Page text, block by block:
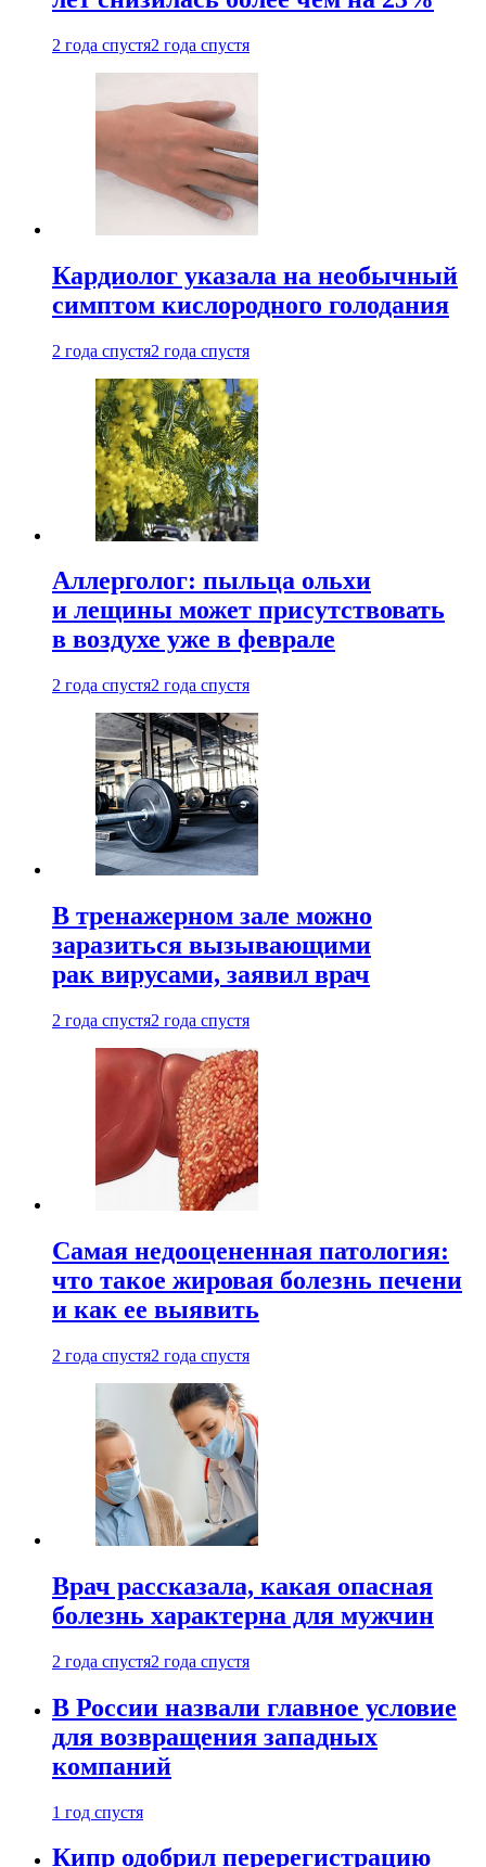
2 года спустя2 года спустя
Кардиолог указала на необычный
симптом кислородного голодания
2 года спустя2 года спустя
Аллерголог: пыльца ольхи
и лещины может присутствовать
в воздухе уже в феврале
2 года спустя2 года спустя
В тренажерном зале можно
заразиться вызывающими
рак вирусами, заявил врач
2 года спустя2 года спустя
Самая недооцененная патология:
что такое жировая болезнь печени
и как ее выявить
2 года спустя2 года спустя
Врач рассказала, какая опасная
болезнь характерна для мужчин
2 года спустя2 года спустя
В России назвали главное условие
для возвращения западных
компаний
1 год спустя
Кипр одобрил перерегистрацию